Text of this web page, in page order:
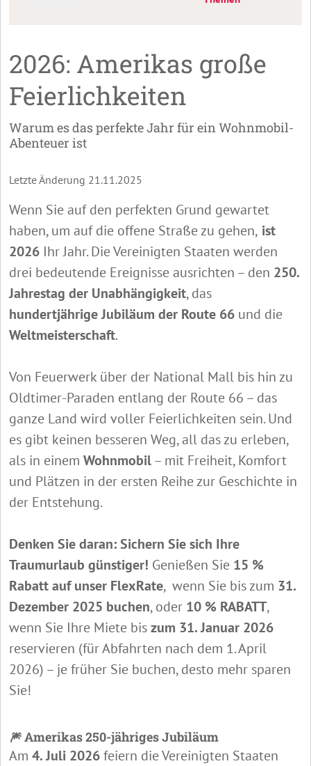
2026: Amerikas große
Feierlichkeiten
Warum es das perfekte Jahr für ein Wohnmobil-
Abenteuer ist
Letzte Änderung 21.11.2025
Wenn Sie auf den perfekten Grund gewartet
haben, um auf die offene Straße zu gehen, ist
2026 Ihr Jahr. Die Vereinigten Staaten werden
drei bedeutende Ereignisse ausrichten – den 250.
Jahrestag der Unabhängigkeit, das
hundertjährige Jubiläum der Route 66 und die
Weltmeisterschaft.
Von Feuerwerk über der National Mall bis hin zu
Oldtimer-Paraden entlang der Route 66 – das
ganze Land wird voller Feierlichkeiten sein. Und
es gibt keinen besseren Weg, all das zu erleben,
als in einem Wohnmobil– mit Freiheit, Komfort
und Plätzen in der ersten Reihe zur Geschichte in
der Entstehung.
Denken Sie daran: Sichern Sie sich Ihre
Traumurlaub günstiger! Genießen Sie 15 %
Rabatt auf unser FlexRate, wenn Sie bis zum 31.
Dezember 2025 buchen, oder 10 % RABATT,
wenn Sie Ihre Miete biszum 31. Januar 2026
reservieren (für Abfahrten nach dem 1. April
2026) – je früher Sie buchen, desto mehr sparen
Sie!
🎆 Amerikas 250-jähriges Jubiläum
Am 4. Juli 2026feiern die Vereinigten Staaten